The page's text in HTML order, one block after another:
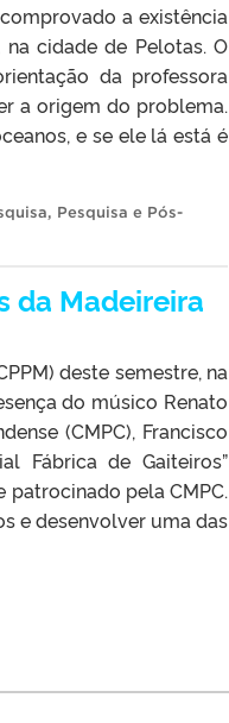
a existência
cidade de Pelotas. O
da professora
a origem do problema.
e se ele lá está é
, Pesquisa e Pós-
da Madeireira
deste semestre, na
do músico Renato
(CMPC), Francisco
Fábrica de Gaiteiros”
pela CMPC.
e desenvolver uma das